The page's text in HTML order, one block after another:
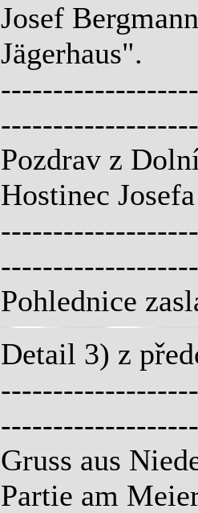
Josef
Jägerhaus".
-------------------
Pozdrav z
Hostinec
-------------------
Pohlednice
Detail 3) z
-------------------
Gruss aus
Partie am